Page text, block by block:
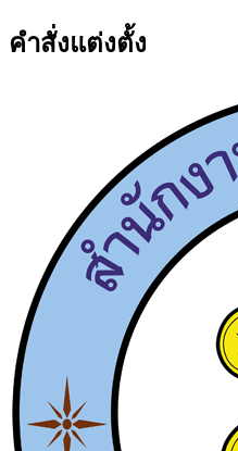
คำสั่งแต่งตั้ง